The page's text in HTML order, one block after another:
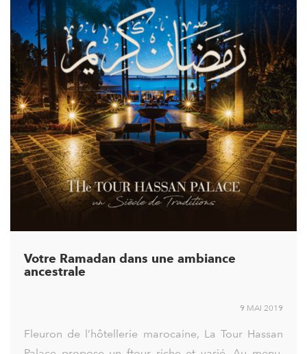
Votre Ramadan dans une ambiance
ancestrale
9 MAI 2019
Fleuron de l’hôtellerie marocaine, La Tour Hassan